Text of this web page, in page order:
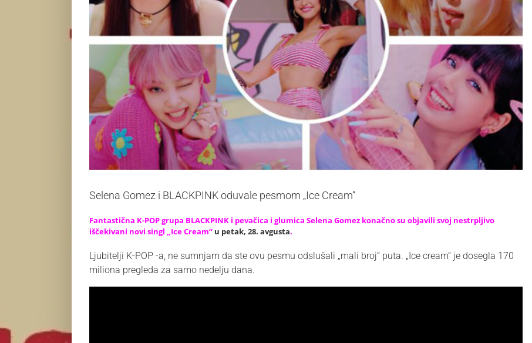
Selena Gomez i BLACKPINK oduvale pesmom „Ice Cream“
Fantastična K-POP grupa BLACKPINK i pevačica i glumica Selena Gomez konačno su objavili svoj nestrpljivo
iščekivani novi singl „Ice Cream“ u petak, 28. avgusta.
Ljubitelji K-POP -a, ne sumnjam da ste ovu pesmu odslušali „mali broj“ puta. „Ice cream“ je dosegla 170
miliona pregleda za samo nedelju dana.